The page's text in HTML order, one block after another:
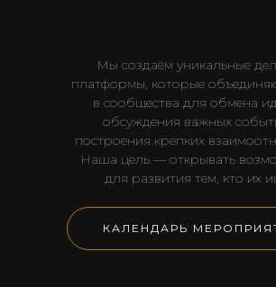
Мы создаём уникальные
платформы, которые
в сообщества для обмена
обсуждения важных
построения крепких
Наша цель — открывать
для развития тем, кто их
КАЛЕНДАРЬ